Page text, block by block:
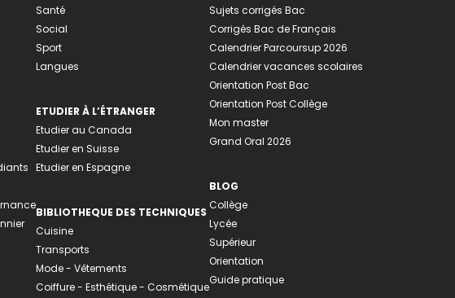
Santé
Social
Sport
Langues
ETUDIER À L’ÉTRANGER
Etudier au Canada
Etudier en Suisse
Etudier en Espagne
BIBLIOTHEQUE DES TECHNIQUES
Cuisine
Transports
Mode - Vêtements
Coiffure - Esthétique - Cosmétique
Sujets corrigés Bac
Corrigés Bac de Français
Calendrier Parcoursup 2026
Calendrier vacances scolaires
Orientation Post Bac
Orientation Post Collège
Mon master
Grand Oral 2026
BLOG
Collège
Lycée
Supérieur
Orientation
Guide pratique